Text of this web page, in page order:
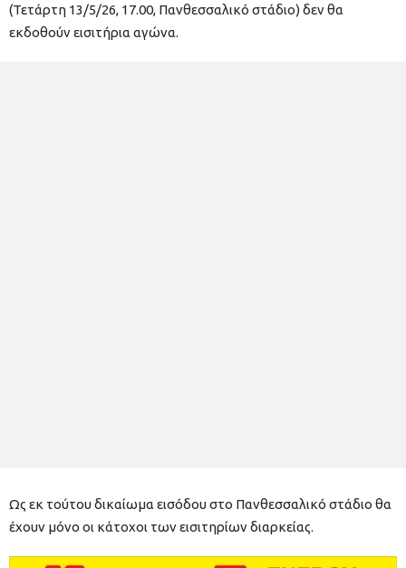
(Τετάρτη 13/5/26, 17.00, Πανθεσσαλικό στάδιο) δεν θα
εκδοθούν εισιτήρια αγώνα.
Ως εκ τούτου δικαίωμα εισόδου στο Πανθεσσαλικό στάδιο θα
έχουν μόνο οι κάτοχοι των εισιτηρίων διαρκείας.